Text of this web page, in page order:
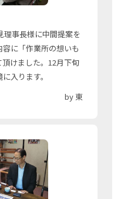
理事長様に中間提案を
に「作業所の想いも
けました。12月下旬
入ります。
by 東